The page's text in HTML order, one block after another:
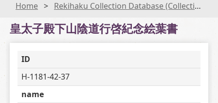
Home Rekihaku Collection Database (Collections Database of the National Museum of Japanese History)
皇太子殿下山陰道行啓紀念絵葉書
ID
H-1181-42-37
name